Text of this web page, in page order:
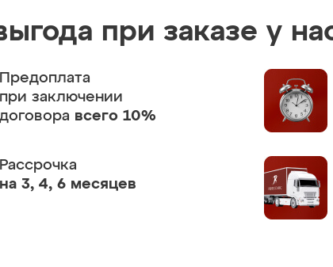
при заказе у
Предоплата
при заключении
договора всего 10%
Рассрочка
на 3, 4, 6 месяцев